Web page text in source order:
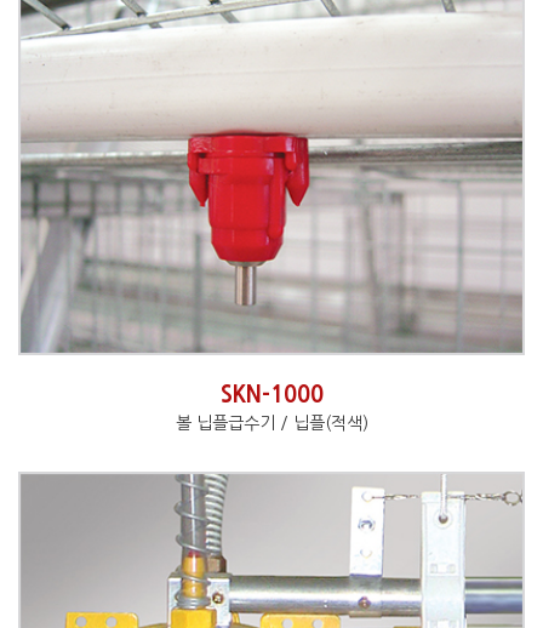
SKN-1000
볼 닙플급수기 / 닙플(적색)